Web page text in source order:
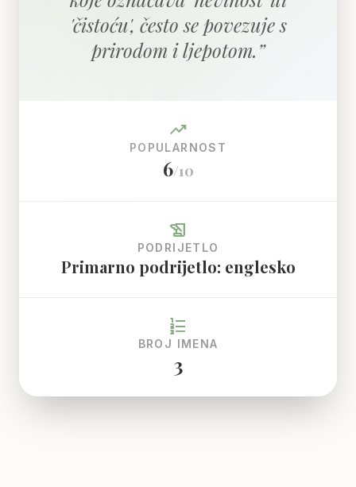
'čistoću', često se povezuje s
prirodom i ljepotom.”
trending_up
POPULARNOST
6/10
history_edu
PODRIJETLO
Primarno podrijetlo: englesko
format_list_numbered
BROJ IMENA
3